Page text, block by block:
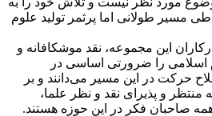
مسیر طولانی اما پرثمر تولید علوم
این مجموعه، نقد موشکافانه و
اسلامی را ضرورتی اساسی در
حرکت در این مسیر می‌دانند و بر
و پذیرای نقد و نظر علما،
همه صاحبان فکر در این حوزه هستند.